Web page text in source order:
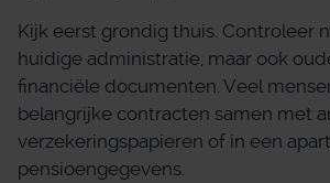
Kijk eerst grondig thuis. Controleer
huidige administratie, maar ook
financiële documenten. Veel
belangrijke contracten samen met
verzekeringspapieren of in een
pensioengegevens.